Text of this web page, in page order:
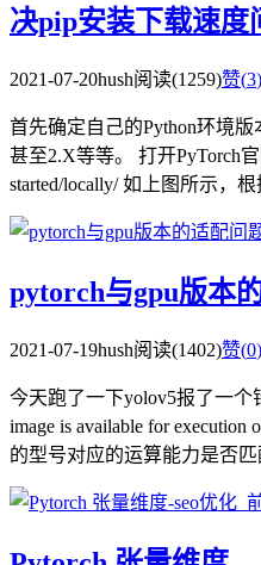
决pip安装下载速度
2021-07-20hush阅读(1259)赞(3)
首先确定自己的Python环境版
甚至2.X等等。 打开PyTorch官
started/locally/ 如上图所示，
pytorch与gpu版本
2021-07-19hush阅读(1402)赞(0)
今天跑了一下yolov5报了一个
image is available for
的型号对应的运算能力是否